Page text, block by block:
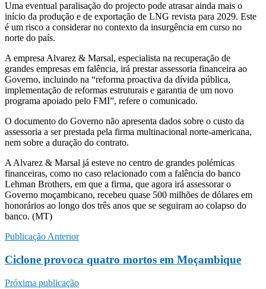
Uma eventual paralisação do projecto pode atrasar ainda mais o
início da produção e de exportação de LNG revista para 2029. Este
é um risco a considerar no contexto da insurgência em curso no
norte do país.
A empresa Alvarez & Marsal, especialista na recuperação de
grandes empresas em falência, irá prestar assessoria financeira ao
Governo, incluindo na “reforma proactiva da dívida pública,
implementação de reformas estruturais e garantia de um novo
programa apoiado pelo FMI”, refere o comunicado.
O documento do Governo não apresenta dados sobre o custo da
assessoria a ser prestada pela firma multinacional norte-americana,
nem sobre a duração do contrato.
A Alvarez & Marsal já esteve no centro de grandes polémicas
financeiras, como no caso relacionado com a falência do banco
Lehman Brothers, em que a firma, que agora irá assessorar o
Governo moçambicano, recebeu quase 500 milhões de dólares em
honorários ao longo dos três anos que se seguiram ao colapso do
banco. (MT)
Publicação Anterior
Ciclone provoca quatro mortos em Moçambique
Próxima publicação